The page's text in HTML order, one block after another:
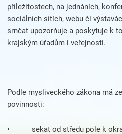
příležitostech, na jednáních,
sociálních sítích, webu či
srnčat upozorňuje a poskytuje k
krajským úřadům i veřejnosti.
Podle mysliveckého zákona má
povinnosti:
• sekat od středu pole k